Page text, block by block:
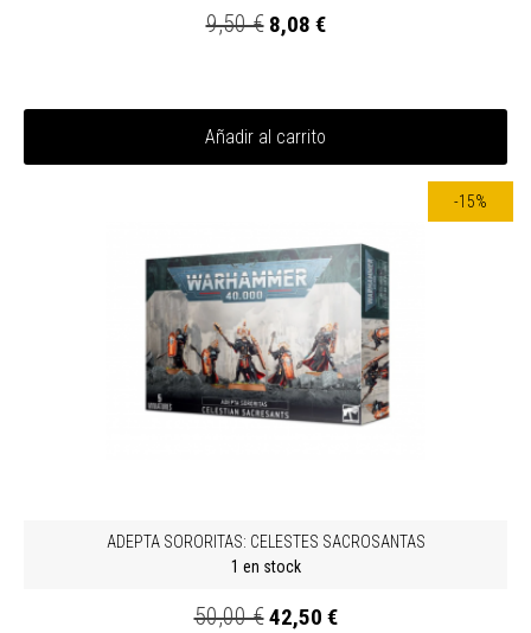
9,50 € 8,08 €
Añadir al carrito
-15%
ADEPTA SORORITAS: CELESTES SACROSANTAS
1 en stock
50,00 €42,50 €